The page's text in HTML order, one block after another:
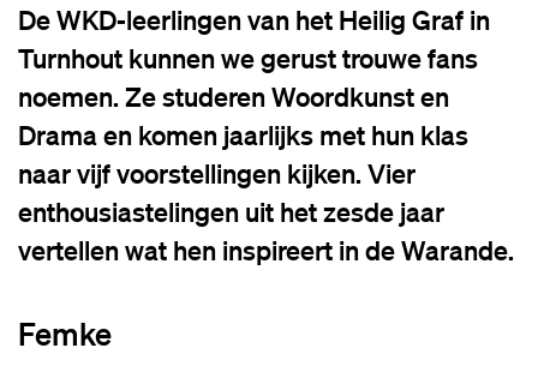
De WKD-leerlingen van het Heilig Graf in
Turnhout kunnen we gerust trouwe fans
noemen. Ze studeren Woordkunst en
Drama en komen jaarlijks met hun klas
naar vijf voorstellingen kijken. Vier
enthousiastelingen uit het zesde jaar
vertellen wat hen inspireert in de Warande.
Femke